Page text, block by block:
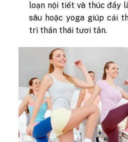
loạn nội tiết và thúc đẩy
sâu hoặc yoga giúp cải
trì thần thái tươi tắn.